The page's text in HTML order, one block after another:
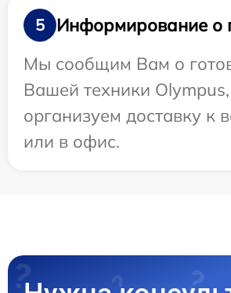
5
Информирование о
Мы сообщим Вам о
Вашей техники
организуем доставку к
или в офис.